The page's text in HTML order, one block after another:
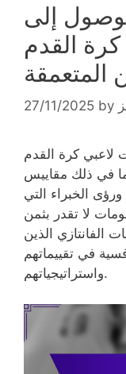
إلى
القدم
المتعمقة
27/11/2025 by
لاعبي كرة القدم
بما في ذلك مقاييس
ورؤى الخبراء التي
لا تقدر بثمن
الفانتازي الذين
في تقييماتهم
واستراتيجياتهم.